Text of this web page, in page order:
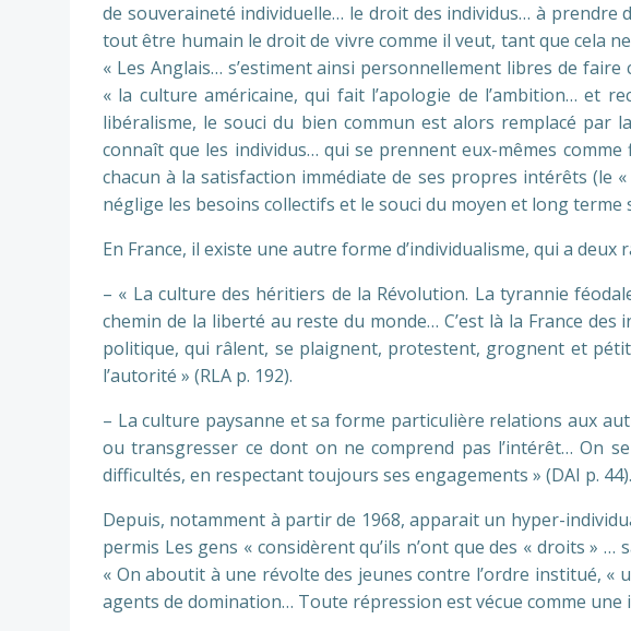
de souveraineté individuelle… le droit des individus… à
tout être humain le droit de vivre comme il veut, tant que cela
« Les Anglais… s’estiment ainsi personnellement libres de faire
« la culture américaine, qui fait l’apologie de l’ambition… et
libéralisme, le souci du bien commun est alors remplacé par
connaît que les individus… qui se prennent eux-mêmes
chacun à la satisfaction immédiate de ses propres intérêts (le
néglige les besoins collectifs et le souci du moyen et long terme
En France, il existe une autre forme d’individualisme, qui a deux
– « La culture des héritiers de la Révolution. La tyrannie
chemin de la liberté au reste du monde… C’est là la France
politique, qui râlent, se plaignent, protestent, grognent et
l’autorité » (RLA p. 192).
– La culture paysanne et sa forme particulière relations aux
ou transgresser ce dont on ne comprend pas l’intérêt… On
difficultés, en respectant toujours ses engagements » (DAI p. 44).
Depuis, notamment à partir de 1968, apparait un hyper-
permis Les gens « considèrent qu’ils n’ont que des « droits »
« On aboutit à une révolte des jeunes contre l’ordre institué,
agents de domination… Toute répression est vécue comme une